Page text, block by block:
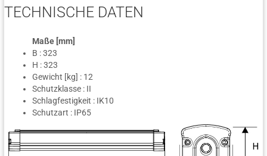
TECHNISCHE DATEN
Maße [mm]
B : 323
H : 323
Gewicht [kg] : 12
Schutzklasse : II
Schlagfestigkeit : IK10
Schutzart : IP65